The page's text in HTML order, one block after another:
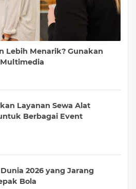
Lebih Menarik? Gunakan
Layanan Sewa Alat
Berbagai Event
2026 yang Jarang
Bola